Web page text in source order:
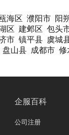
瓯海区 濮阳市 阳
区 建邺区 包头
市 镇平县 虞城
盘山县 成都市 修
企服百科
公司注册